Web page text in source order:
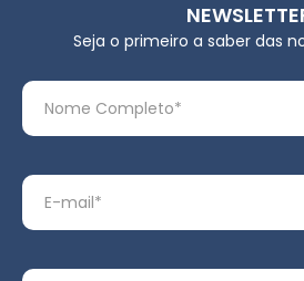
Seja o primeiro a saber das